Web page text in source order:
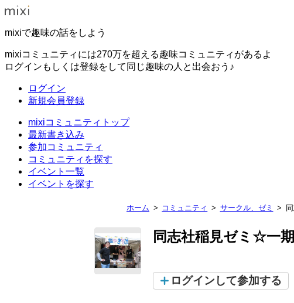
mixiで趣味の話をしよう
mixiコミュニティには270万を超える趣味コミュニティがあるよ
ログインもしくは登録をして同じ趣味の人と出会おう♪
ログイン
新規会員登録
mixiコミュニティトップ
最新書き込み
参加コミュニティ
コミュニティを探す
イベント一覧
イベントを探す
ホーム コミュニティ サークル、ゼミ
同志社稲見ゼミ☆一
ログインして参加する